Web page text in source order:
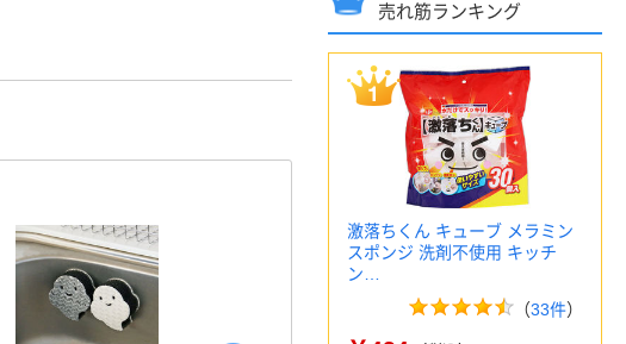
売れ筋ランキング
激落ちくん キューブ メラミン
スポンジ 洗剤不使用 キッチ
ン…
（33件）